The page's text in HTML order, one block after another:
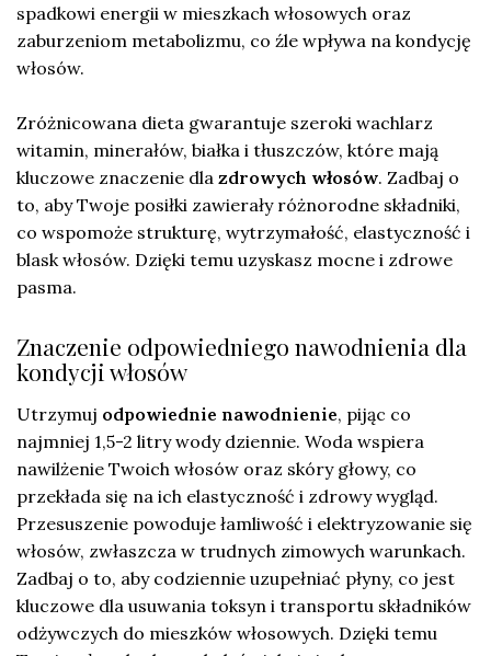
spadkowi energii w mieszkach włosowych oraz
zaburzeniom metabolizmu, co źle wpływa na kondycję
włosów.
Zróżnicowana dieta gwarantuje szeroki wachlarz
witamin, minerałów, białka i tłuszczów, które mają
kluczowe znaczenie dla zdrowych włosów. Zadbaj o
to, aby Twoje posiłki zawierały różnorodne składniki,
co wspomoże strukturę, wytrzymałość, elastyczność i
blask włosów. Dzięki temu uzyskasz mocne i zdrowe
pasma.
Znaczenie odpowiedniego nawodnienia dla
kondycji włosów
Utrzymuj odpowiednie nawodnienie, pijąc co
najmniej 1,5-2 litry wody dziennie. Woda wspiera
nawilżenie Twoich włosów oraz skóry głowy, co
przekłada się na ich elastyczność i zdrowy wygląd.
Przesuszenie powoduje łamliwość i elektryzowanie się
włosów, zwłaszcza w trudnych zimowych warunkach.
Zadbaj o to, aby codziennie uzupełniać płyny, co jest
kluczowe dla usuwania toksyn i transportu składników
odżywczych do mieszków włosowych. Dzięki temu